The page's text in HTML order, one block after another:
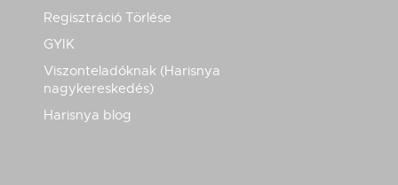
Regisztráció Törlése
GYIK
Viszonteladóknak (Harisnya
nagykereskedés)
Harisnya blog